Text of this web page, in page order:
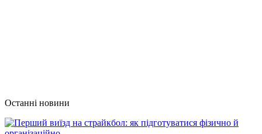
Останні новини